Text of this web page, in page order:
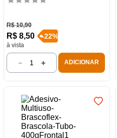
R$ 10,90
R$ 8,50
à vista
-22%
＋
－ ADICIONAR